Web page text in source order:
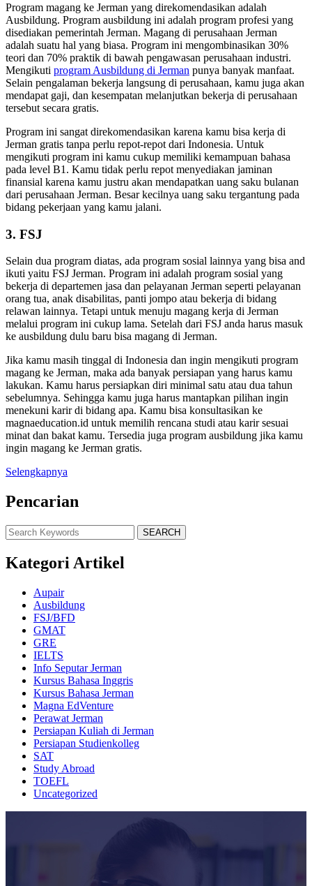
Program magang ke Jerman yang direkomendasikan adalah
Ausbildung. Program ausbildung ini adalah program profesi yang
disediakan pemerintah Jerman. Magang di perusahaan Jerman
adalah suatu hal yang biasa. Program ini mengombinasikan 30%
teori dan 70% praktik di bawah pengawasan perusahaan industri.
Mengikuti program Ausbildung di Jerman punya banyak manfaat.
Selain pengalaman bekerja langsung di perusahaan, kamu juga akan
mendapat gaji, dan kesempatan melanjutkan bekerja di perusahaan
tersebut secara gratis.
Program ini sangat direkomendasikan karena kamu bisa kerja di
Jerman gratis tanpa perlu repot-repot dari Indonesia. Untuk
mengikuti program ini kamu cukup memiliki kemampuan bahasa
pada level B1. Kamu tidak perlu repot menyediakan jaminan
finansial karena kamu justru akan mendapatkan uang saku bulanan
dari perusahaan Jerman. Besar kecilnya uang saku tergantung pada
bidang pekerjaan yang kamu jalani.
3. FSJ
Selain dua program diatas, ada program sosial lainnya yang bisa and
ikuti yaitu FSJ Jerman. Program ini adalah program sosial yang
bekerja di departemen jasa dan pelayanan Jerman seperti pelayanan
orang tua, anak disabilitas, panti jompo atau bekerja di bidang
relawan lainnya. Tetapi untuk menuju magang kerja di Jerman
melalui program ini cukup lama. Setelah dari FSJ anda harus masuk
ke ausbildung dulu baru bisa magang di Jerman.
Jika kamu masih tinggal di Indonesia dan ingin mengikuti program
magang ke Jerman, maka ada banyak persiapan yang harus kamu
lakukan. Kamu harus persiapkan diri minimal satu atau dua tahun
sebelumnya. Sehingga kamu juga harus mantapkan pilihan ingin
menekuni karir di bidang apa. Kamu bisa konsultasikan ke
magnaeducation.id untuk memilih rencana studi atau karir sesuai
minat dan bakat kamu. Tersedia juga program ausbildung jika kamu
ingin magang ke Jerman gratis.
Selengkapnya
Pencarian
SEARCH
Kategori Artikel
Aupair
Ausbildung
FSJ/BFD
GMAT
GRE
IELTS
Info Seputar Jerman
Kursus Bahasa Inggris
Kursus Bahasa Jerman
Magna EdVenture
Perawat Jerman
Persiapan Kuliah di Jerman
Persiapan Studienkolleg
SAT
Study Abroad
TOEFL
Uncategorized